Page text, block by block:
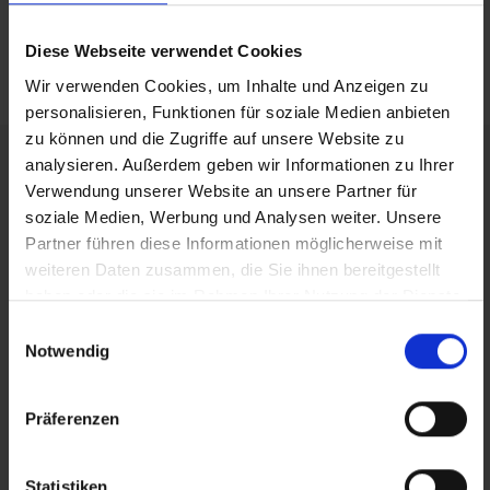
Diese Webseite verwendet Cookies
Wir verwenden Cookies, um Inhalte und Anzeigen zu
personalisieren, Funktionen für soziale Medien anbieten
zu können und die Zugriffe auf unsere Website zu
analysieren. Außerdem geben wir Informationen zu Ihrer
Verwendung unserer Website an unsere Partner für
soziale Medien, Werbung und Analysen weiter. Unsere
Partner führen diese Informationen möglicherweise mit
weiteren Daten zusammen, die Sie ihnen bereitgestellt
haben oder die sie im Rahmen Ihrer Nutzung der Dienste
Notwendig
Präferenzen
Telefon:
Linke Wienzeile 10/21
Wichtige Information
Job-TransFair zielt darauf ab, am Arbeitsmarkt
benachteiligte Personen dauerhaft in einen
passenden Job zu bringen. Aufgrund der
aktuellen arbeitsmarktpolitischen Zielsetzungen
geltenden Gesetzen und Vorgaben können Sie
beim Arbeitsmarktservice Wien als arbeitslos
Sie zutrifft: